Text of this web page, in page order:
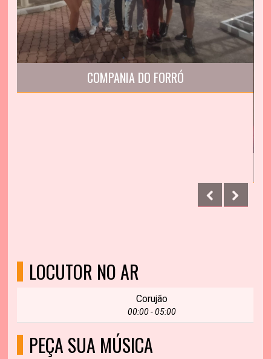
COMPANIA DO FORRÓ
LOCUTOR NO AR
Corujão
00:00 - 05:00
PEÇA SUA MÚSICA